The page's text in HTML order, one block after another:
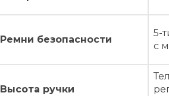
Ремни безопасности
5-
с
Высота ручки